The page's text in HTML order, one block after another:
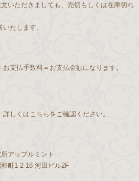
いただきましても、売切もしくは在庫切れ
たします。
支払手数料＝お支払金額になります。
詳しくは こちら をご確認ください。
アップルミント
町1-2-18 河田ビル2F